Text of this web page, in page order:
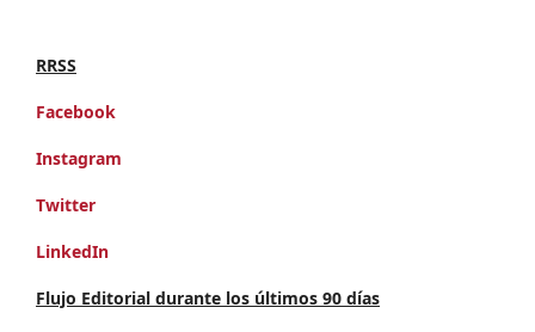
RRSS
Facebook
Instagram
Twitter
LinkedIn
Flujo Editorial durante los últimos 90 días